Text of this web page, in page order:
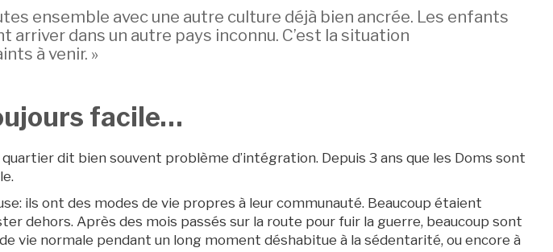
ensemble avec une autre culture déjà bien ancrée. Les enfants
arriver dans un autre pays inconnu. C’est la situation
à venir. »
facile…
dit bien souvent problème d’intégration. Depuis 3 ans que les Doms sont
ils ont des modes de vie propres à leur communauté. Beaucoup étaient
dehors. Après des mois passés sur la route pour fuir la guerre, beaucoup sont
vie normale pendant un long moment déshabitue à la sédentarité, ou encore à